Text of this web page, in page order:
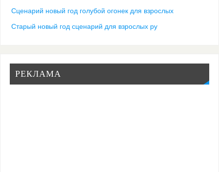
Сценарий новый год голубой огонек для взрослых
Старый новый год сценарий для взрослых ру
РЕКЛАМА